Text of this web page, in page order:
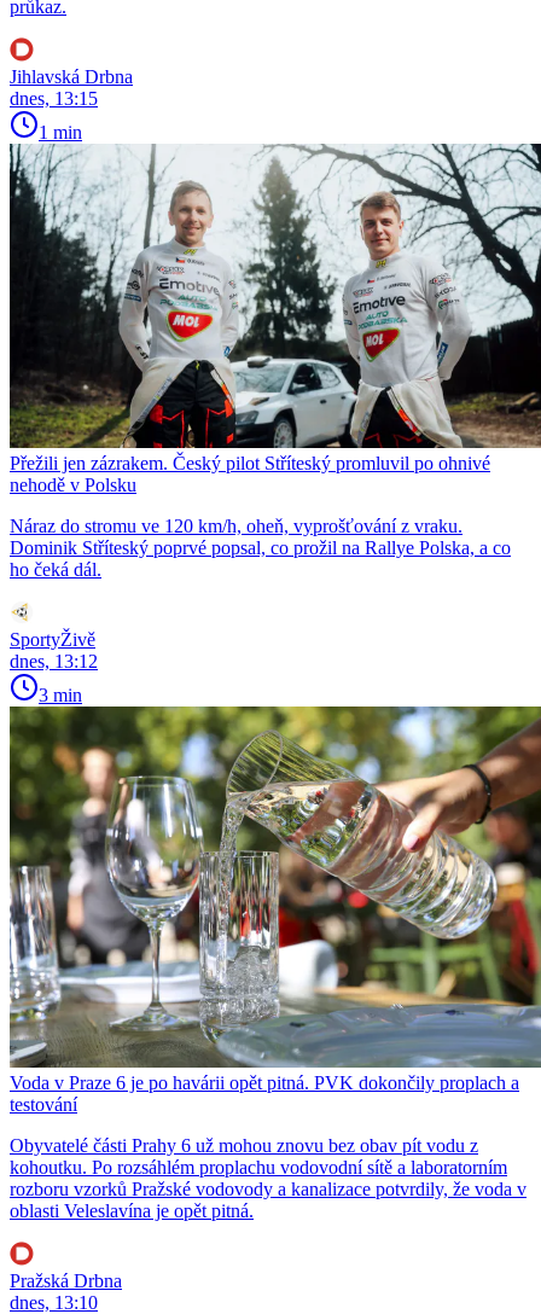
průkaz.
Jihlavská Drbna
dnes, 13:15
1 min
Přežili jen zázrakem. Český pilot Stříteský promluvil po ohnivé
nehodě v Polsku
Náraz do stromu ve 120 km/h, oheň, vyprošťování z vraku.
Dominik Stříteský poprvé popsal, co prožil na Rallye Polska, a co
ho čeká dál.
SportyŽivě
dnes, 13:12
3 min
Voda v Praze 6 je po havárii opět pitná. PVK dokončily proplach a
testování
Obyvatelé části Prahy 6 už mohou znovu bez obav pít vodu z
kohoutku. Po rozsáhlém proplachu vodovodní sítě a laboratorním
rozboru vzorků Pražské vodovody a kanalizace potvrdily, že voda v
oblasti Veleslavína je opět pitná.
Pražská Drbna
dnes, 13:10